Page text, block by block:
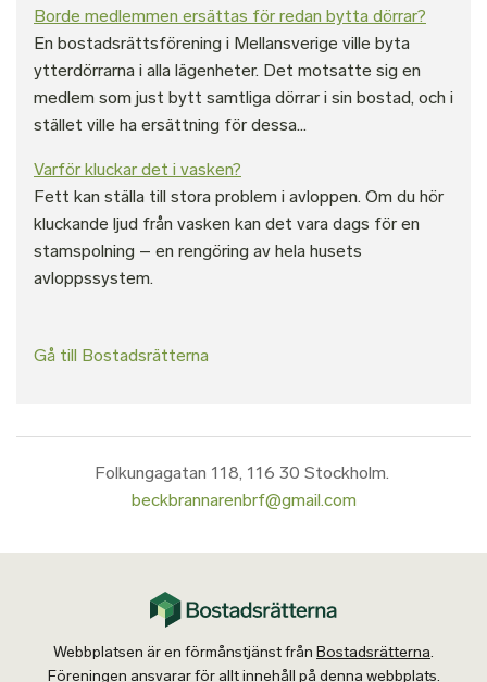
Borde medlemmen ersättas för redan bytta dörrar?
En bostadsrättsförening i Mellansverige ville byta
ytterdörrarna i alla lägenheter. Det motsatte sig en
medlem som just bytt samtliga dörrar i sin bostad, och i
stället ville ha ersättning för dessa...
Varför kluckar det i vasken?
Fett kan ställa till stora problem i avloppen. Om du hör
kluckande ljud från vasken kan det vara dags för en
stamspolning – en rengöring av hela husets
avloppssystem.
Gå till Bostadsrätterna
Folkungagatan 118, 116 30 Stockholm.
beckbrannarenbrf@gmail.com
Webbplatsen är en förmånstjänst från Bostadsrätterna.
Föreningen ansvarar för allt innehåll på denna webbplats.